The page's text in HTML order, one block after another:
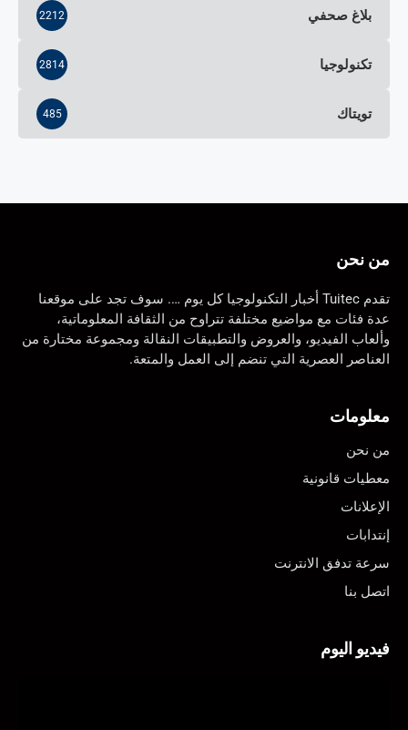
بلاغ صحفي 2212
تكنولوجيا 2814
تويتاك 485
من نحن
تقدم Tuitec أخبار التكنولوجيا كل يوم …. سوف تجد على موقعنا
عدة فئات مع مواضيع مختلفة تتراوح من الثقافة المعلوماتية،
وألعاب الفيديو، والعروض والتطبيقات النقالة ومجموعة مختارة من
العناصر العصرية التي تنضم إلى العمل والمتعة.
معلومات
من نحن
معطيات قانونية
الإعلانات
إنتدابات
سرعة تدفق الانترنت
اتصل بنا
فيديو اليوم